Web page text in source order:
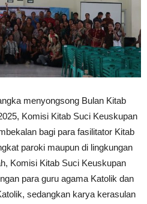
menyongsong Bulan Kitab
Komisi Kitab Suci Keuskupan
bagi para fasilitator Kitab
paroki maupun di lingkungan
Komisi Kitab Suci Keuskupan
para guru agama Katolik dan
sedangkan karya kerasulan